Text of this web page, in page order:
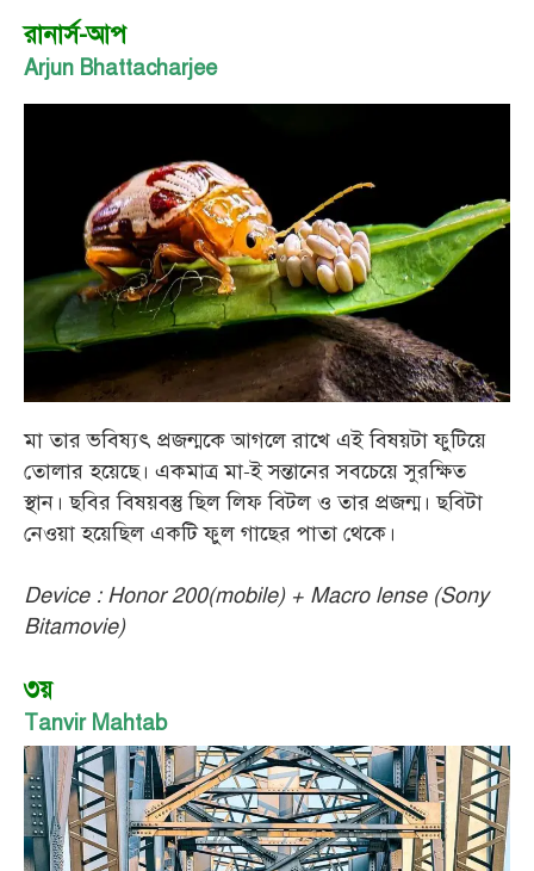
রানার্স-আপ
Arjun Bhattacharjee
মা তার ভবিষ্যৎ প্রজন্মকে আগলে রাখে এই বিষয়টা ফুটিয়ে
তোলার হয়েছে। একমাত্র মা-ই সন্তানের সবচেয়ে সুরক্ষিত
স্থান। ছবির বিষয়বস্তু ছিল লিফ বিটল ও তার প্রজন্ম। ছবিটা
নেওয়া হয়েছিল একটি ফুল গাছের পাতা থেকে।
Device : Honor 200(mobile) + Macro lense (Sony
Bitamovie)
৩য়
Tanvir Mahtab